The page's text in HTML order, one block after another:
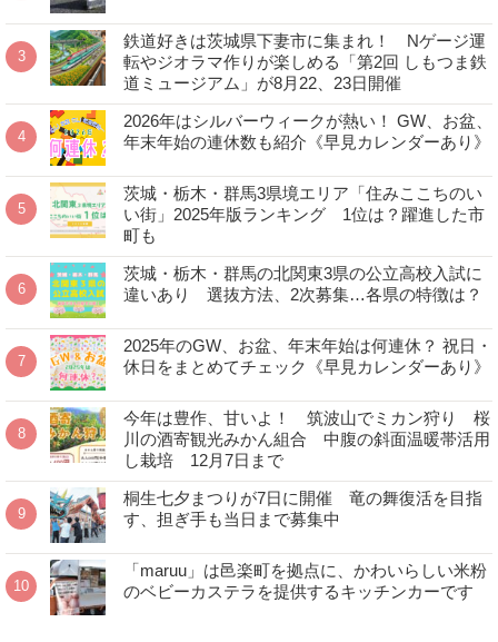
鉄道好きは茨城県下妻市に集まれ！ Nゲージ運
転やジオラマ作りが楽しめる「第2回 しもつま鉄
道ミュージアム」が8月22、23日開催
2026年はシルバーウィークが熱い！ GW、お盆、
年末年始の連休数も紹介《早見カレンダーあり》
茨城・栃木・群馬3県境エリア「住みここちのい
い街」2025年版ランキング 1位は？躍進した市
町も
茨城・栃木・群馬の北関東3県の公立高校入試に
違いあり 選抜方法、2次募集…各県の特徴は？
2025年のGW、お盆、年末年始は何連休？ 祝日・
休日をまとめてチェック《早見カレンダーあり》
今年は豊作、甘いよ！ 筑波山でミカン狩り 桜
川の酒寄観光みかん組合 中腹の斜面温暖帯活用
し栽培 12月7日まで
桐生七夕まつりが7日に開催 竜の舞復活を目指
す、担ぎ手も当日まで募集中
「maruu」は邑楽町を拠点に、かわいらしい米粉
のベビーカステラを提供するキッチンカーです